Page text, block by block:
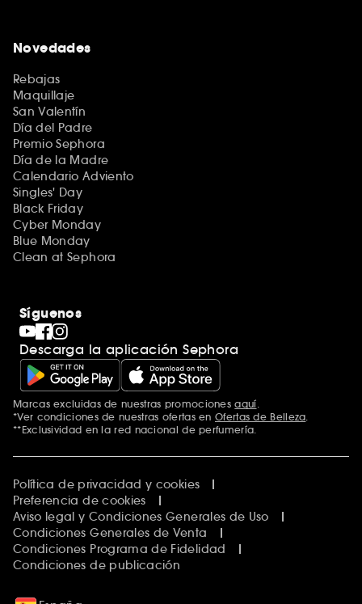
Novedades
Rebajas
Maquillaje
San Valentín
Día del Padre
Premio Sephora
Día de la Madre
Calendario Adviento
Singles' Day
Black Friday
Cyber Monday
Blue Monday
Clean at Sephora
Síguenos
Descarga la aplicación Sephora
Marcas excluidas de nuestras promocionesaquí
*Ver condiciones de nuestras ofertas en Ofertas de Belleza
**Exclusividad en la red nacional de perfumería.
Política de privacidad y cookies
Preferencia de cookies
Aviso legal y Condiciones Generales de Uso
Condiciones Generales de Venta
Condiciones Programa de Fidelidad
Condiciones de publicación